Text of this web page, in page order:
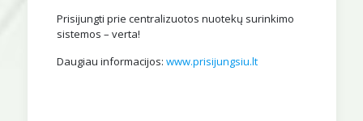
Prisijungti prie centralizuotos nuotekų surinkimo
sistemos – verta!
Daugiau informacijos: www.prisijungsiu.lt